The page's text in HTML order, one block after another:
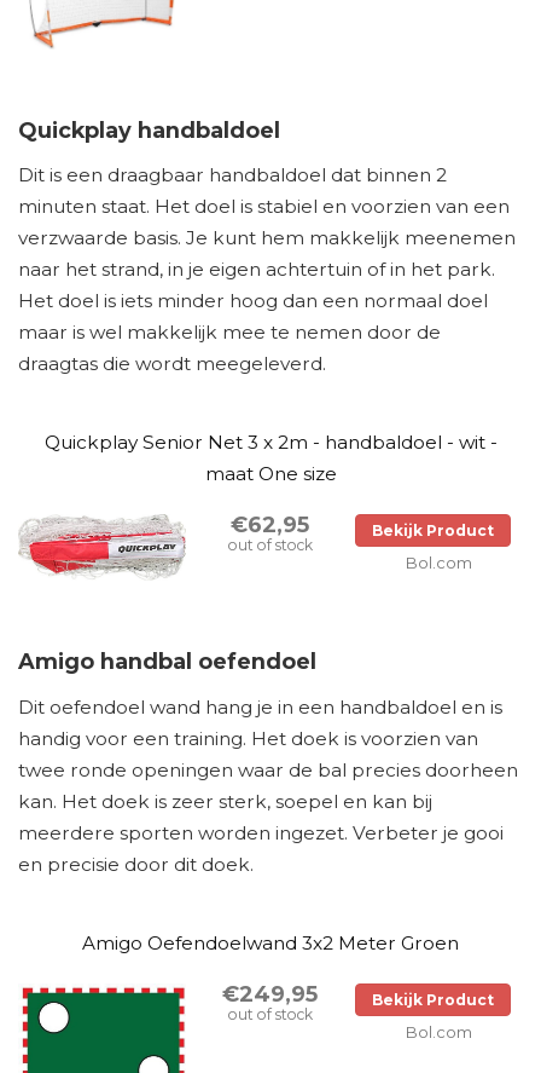
Quickplay handbaldoel
Dit is een draagbaar handbaldoel dat binnen 2
minuten staat. Het doel is stabiel en voorzien van een
verzwaarde basis. Je kunt hem makkelijk meenemen
naar het strand, in je eigen achtertuin of in het park.
Het doel is iets minder hoog dan een normaal doel
maar is wel makkelijk mee te nemen door de
draagtas die wordt meegeleverd.
Quickplay Senior Net 3 x 2m - handbaldoel - wit -
maat One size
€62,95
out of stock
Bekijk Product
Bol.com
Amigo handbal oefendoel
Dit oefendoel wand hang je in een handbaldoel en is
handig voor een training. Het doek is voorzien van
twee ronde openingen waar de bal precies doorheen
kan. Het doek is zeer sterk, soepel en kan bij
meerdere sporten worden ingezet. Verbeter je gooi
en precisie door dit doek.
Amigo Oefendoelwand 3x2 Meter Groen
€249,95
out of stock
Bekijk Product
Bol.com